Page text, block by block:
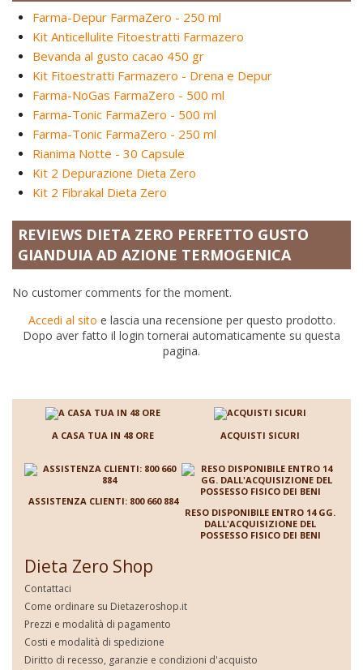
Farma-Depur FarmaZero - 250 ml
Kit Anticellulite Fitoestratti Farmazero
Bevanda al gusto cacao 450 gr
Kit Fitoestratti Farmazero - Drena e Depur
Farma-NoGas FarmaZero - 500 ml
Farma-Tonic FarmaZero - 500 ml
Farma-Tonic FarmaZero - 250 ml
Rianima Notte - 30 Capsule
Kit 2 Depurazione Dieta Zero
Kit 2 Fibrakal Dieta Zero
REVIEWS DIETA ZERO PERFETTO GUSTO
GIANDUIA AD AZIONE TERMOGENICA
No customer comments for the moment.
Accedi al sito e lascia una recensione per questo prodotto.
Dopo aver fatto il login tornerai automaticamente su questa
pagina.
A CASA TUA IN 48 ORE ACQUISTI SICURI
ASSISTENZA CLIENTI: 800 660 884
RESO DISPONIBILE ENTRO 14 GG.
DALL'ACQUISIZIONE DEL
POSSESSO FISICO DEI BENI
Dieta Zero Shop
Contattaci
Come ordinare su Dietazeroshop.it
Prezzi e modalità di pagamento
Costi e modalità di spedizione
Diritto di recesso, garanzie e condizioni d'acquisto